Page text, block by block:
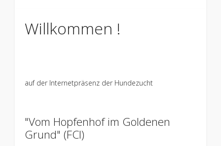
Willkommen !
auf der Internetpräsenz der Hundezucht
"Vom Hopfenhof im Goldenen
Grund" (FCI)